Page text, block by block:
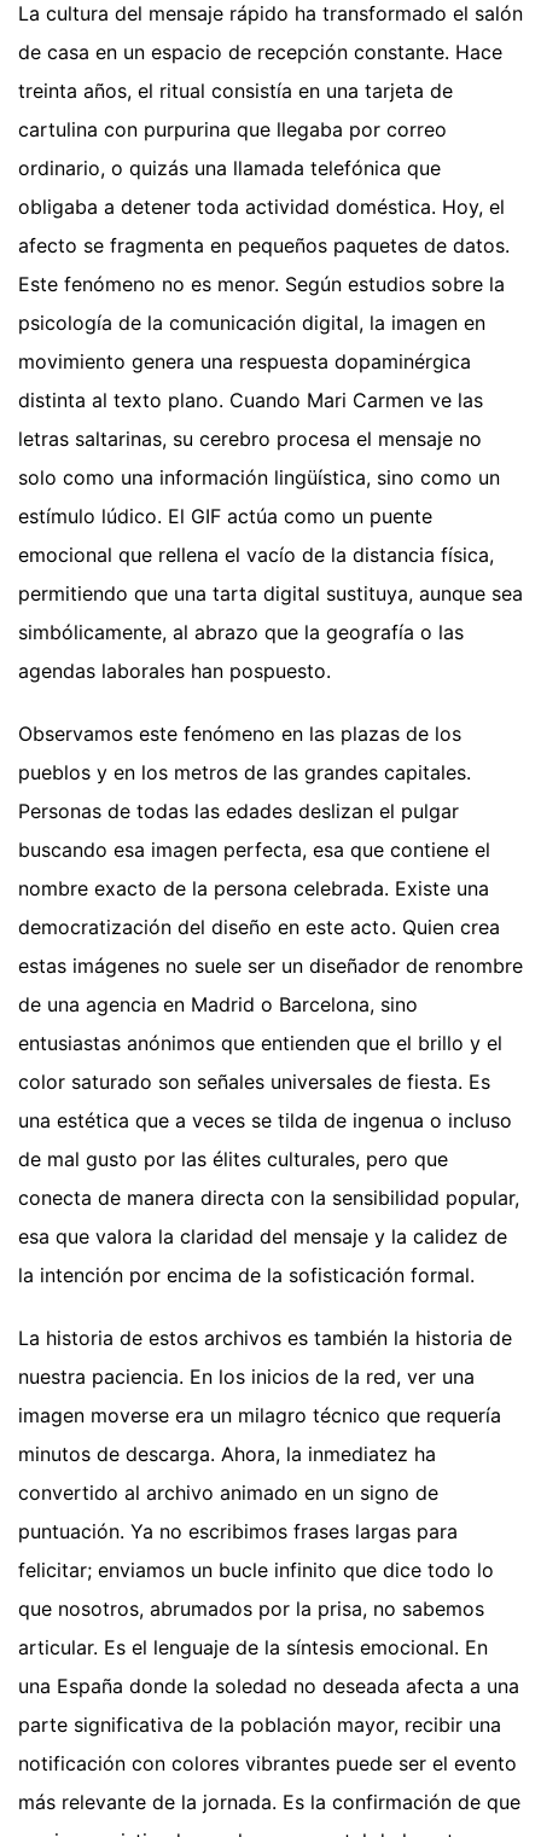
La cultura del mensaje rápido ha transformado el salón
de casa en un espacio de recepción constante. Hace
treinta años, el ritual consistía en una tarjeta de
cartulina con purpurina que llegaba por correo
ordinario, o quizás una llamada telefónica que
obligaba a detener toda actividad doméstica. Hoy, el
afecto se fragmenta en pequeños paquetes de datos.
Este fenómeno no es menor. Según estudios sobre la
psicología de la comunicación digital, la imagen en
movimiento genera una respuesta dopaminérgica
distinta al texto plano. Cuando Mari Carmen ve las
letras saltarinas, su cerebro procesa el mensaje no
solo como una información lingüística, sino como un
estímulo lúdico. El GIF actúa como un puente
emocional que rellena el vacío de la distancia física,
permitiendo que una tarta digital sustituya, aunque sea
simbólicamente, al abrazo que la geografía o las
agendas laborales han pospuesto.
Observamos este fenómeno en las plazas de los
pueblos y en los metros de las grandes capitales.
Personas de todas las edades deslizan el pulgar
buscando esa imagen perfecta, esa que contiene el
nombre exacto de la persona celebrada. Existe una
democratización del diseño en este acto. Quien crea
estas imágenes no suele ser un diseñador de renombre
de una agencia en Madrid o Barcelona, sino
entusiastas anónimos que entienden que el brillo y el
color saturado son señales universales de fiesta. Es
una estética que a veces se tilda de ingenua o incluso
de mal gusto por las élites culturales, pero que
conecta de manera directa con la sensibilidad popular,
esa que valora la claridad del mensaje y la calidez de
la intención por encima de la sofisticación formal.
La historia de estos archivos es también la historia de
nuestra paciencia. En los inicios de la red, ver una
imagen moverse era un milagro técnico que requería
minutos de descarga. Ahora, la inmediatez ha
convertido al archivo animado en un signo de
puntuación. Ya no escribimos frases largas para
felicitar; enviamos un bucle infinito que dice todo lo
que nosotros, abrumados por la prisa, no sabemos
articular. Es el lenguaje de la síntesis emocional. En
una España donde la soledad no deseada afecta a una
parte significativa de la población mayor, recibir una
notificación con colores vibrantes puede ser el evento
más relevante de la jornada. Es la confirmación de que